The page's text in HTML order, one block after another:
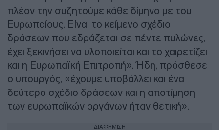
πλέον την συζητούμε κάθε δίμηνο με του
Ευρωπαίους. Είναι το κείμενο σχέδιο
δράσεων που εδράζεται σε πέντε πυλώνες,
έχει ξεκινήσει να υλοποιείται και το χαιρετίζει
και η Ευρωπαϊκή Επιτροπή». Ήδη, πρόσθεσε
ο υπουργός, «έχουμε υποβάλλει και ένα
δεύτερο σχέδιο δράσεων και η αποτίμηση
των ευρωπαϊκών οργάνων ήταν θετική».
ΔΙΑΦΗΜΙΣΗ